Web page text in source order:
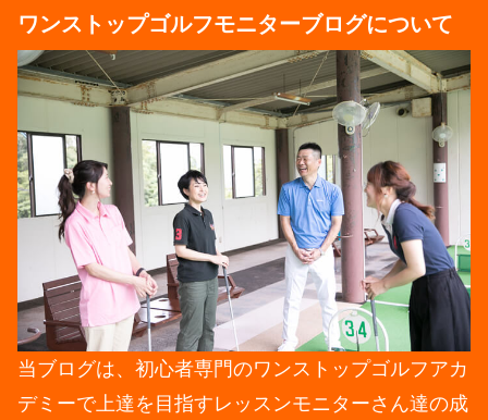
ワンストップゴルフモニターブログについて
当ブログは、初心者専門のワンストップゴルフアカ
デミーで上達を目指すレッスンモニターさん達の成